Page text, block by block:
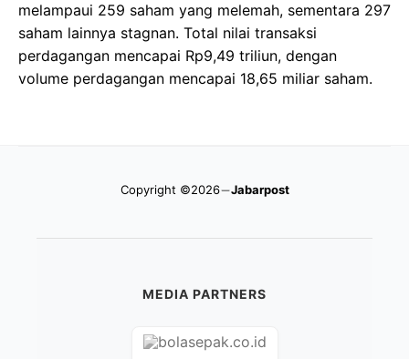
melampaui 259 saham yang melemah, sementara 297
saham lainnya stagnan. Total nilai transaksi
perdagangan mencapai Rp9,49 triliun, dengan
volume perdagangan mencapai 18,65 miliar saham.
Copyright ©2026 Jabarpost
MEDIA PARTNERS